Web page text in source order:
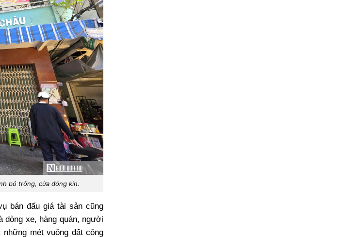
bỏ trống, cửa đóng kín.
bán đấu giá tài sản cũng
dòng xe, hàng quán, người
mét vuông đất công